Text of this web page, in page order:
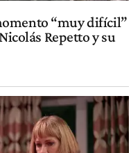
“muy difícil”
Repetto y su